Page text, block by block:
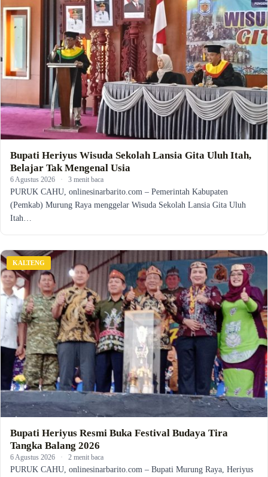
Bupati Heriyus Wisuda Sekolah Lansia Gita Uluh Itah,
Belajar Tak Mengenal Usia
6 Agustus 2026 · 3 menit baca
PURUK CAHU, onlinesinarbarito.com – Pemerintah Kabupaten
(Pemkab) Murung Raya menggelar Wisuda Sekolah Lansia Gita Uluh
Itah…
KALTENG
Bupati Heriyus Resmi Buka Festival Budaya Tira
Tangka Balang 2026
6 Agustus 2026 · 2 menit baca
PURUK CAHU, onlinesinarbarito.com – Bupati Murung Raya, Heriyus